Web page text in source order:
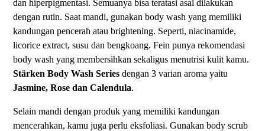
dan hiperpigmentasi. Semuanya bisa teratasi asal dilakukan
dengan rutin. Saat mandi, gunakan body wash yang memiliki
kandungan pencerah atau brightening. Seperti, niacinamide,
licorice extract, susu dan bengkoang. Fein punya rekomendasi
body wash yang membersihkan sekaligus menutrisi kulit kamu.
Stärken Body Wash Series dengan 3 varian aroma yaitu
Jasmine, Rose dan Calendula.
Selain mandi dengan produk yang memiliki kandungan
mencerahkan, kamu juga perlu eksfoliasi. Gunakan body scrub